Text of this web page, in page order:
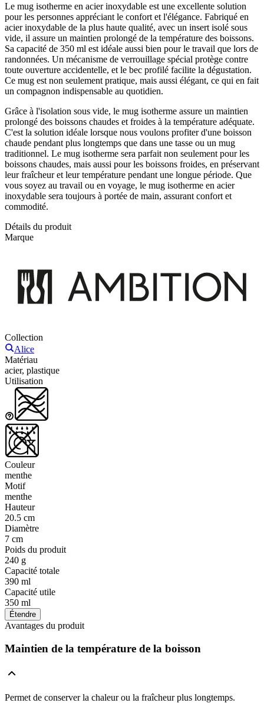
Le mug isotherme en acier inoxydable est une excellente solution
pour les personnes appréciant le confort et l'élégance. Fabriqué en
acier inoxydable de la plus haute qualité, avec un insert isolé sous
vide, il assure un maintien prolongé de la température des boissons.
Sa capacité de 350 ml est idéale aussi bien pour le travail que lors de
randonnées. Un mécanisme de verrouillage spécial protège contre
toute ouverture accidentelle, et le bec profilé facilite la dégustation.
Ce mug est non seulement pratique, mais aussi élégant, ce qui en fait
un compagnon indispensable au quotidien.
Grâce à l'isolation sous vide, le mug isotherme assure un maintien
prolongé des boissons chaudes et froides à la température adéquate.
C'est la solution idéale lorsque nous voulons profiter d'une boisson
chaude pendant plus longtemps que dans une tasse ou un mug
traditionnel. Le mug isotherme sera parfait non seulement pour les
boissons chaudes, mais aussi pour les boissons froides, en préservant
leur fraîcheur et leur température pendant une longue période. Que
vous soyez au travail ou en voyage, le mug isotherme en acier
inoxydable sera toujours à portée de main, assurant confort et
commodité.
Détails du produit
Marque
Collection
Alice
Matériau
acier, plastique
Utilisation
Couleur
menthe
Motif
menthe
Hauteur
20.5 cm
Diamètre
7 cm
Poids du produit
240 g
Capacité totale
390 ml
Capacité utile
350 ml
Étendre
Avantages du produit
Maintien de la température de la boisson
Permet de conserver la chaleur ou la fraîcheur plus longtemps.